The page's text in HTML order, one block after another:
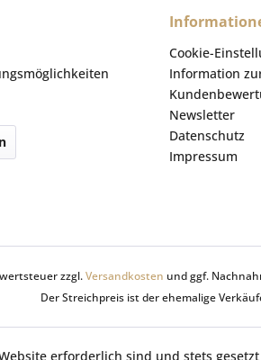
Cookie-
Information
Newsletter
Datenschutz
Impressum
zzgl.Versandkosten und ggf.
Der Streichpreis ist der ehemalige
erforderlich sind und stets